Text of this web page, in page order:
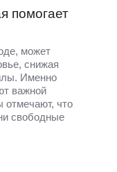
помогает
может
снижая
Именно
важной
отмечают, что
свободные